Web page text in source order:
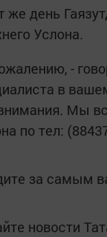
же день
Услона.
-
в
Мы
по тел:
за самым
новости